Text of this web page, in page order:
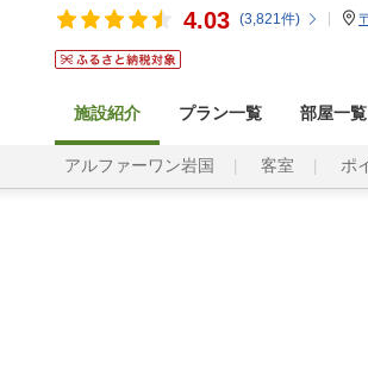
4.03 (3,821件)
施設紹介 プラン一覧 部屋一覧
アルファーワン岩国 客室 ポ